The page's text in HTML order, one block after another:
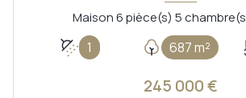
1 687 m²
245 000 €